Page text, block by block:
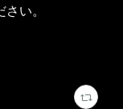
い。